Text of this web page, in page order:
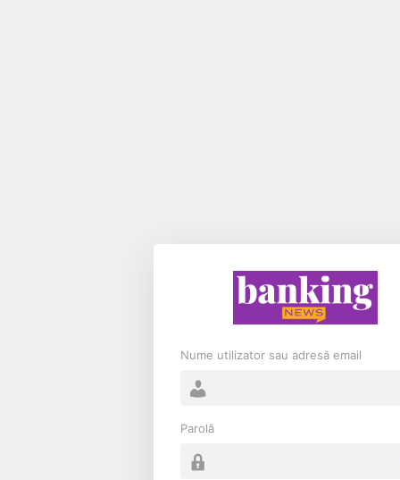
Nume utilizator sau adresă email
Parolă